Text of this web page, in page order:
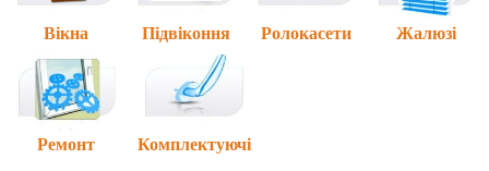
Вікна Підвіконня Ролокасети Жалюзі
Ремонт Комплектуючі